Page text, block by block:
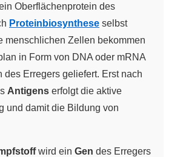
Oberflächenprotein des
Proteinbiosynthese selbst
menschlichen Zellen bekommen
in Form von DNA oder mRNA
des Erregers geliefert. Erst nach
Antigens erfolgt die aktive
und damit die Bildung von
wird ein Gen des Erregers